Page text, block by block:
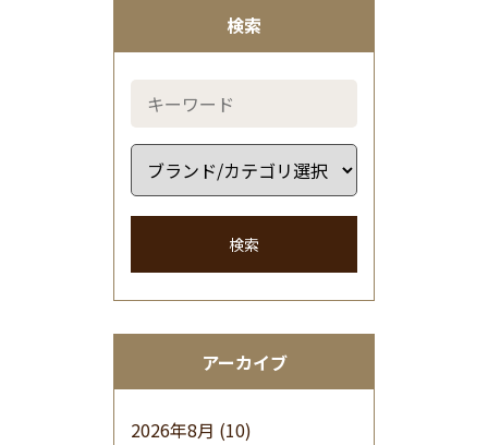
検索
検索
アーカイブ
2026年8月 (10)